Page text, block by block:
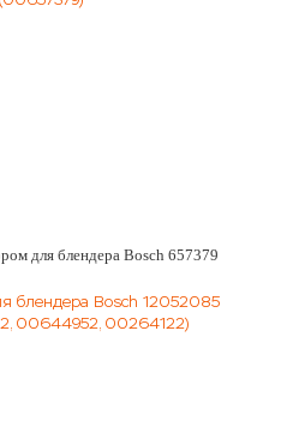
для блендера Bosch 657379